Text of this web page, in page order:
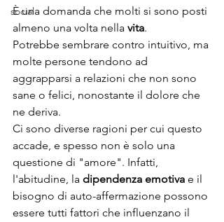
social
È una domanda che molti si sono posti
almeno una volta nella vita.
Potrebbe sembrare contro intuitivo, ma
molte persone tendono ad
aggrapparsi a relazioni che non sono
sane o felici, nonostante il dolore che
ne deriva.
Ci sono diverse ragioni per cui questo
accade, e spesso non è solo una
questione di "amore". Infatti,
l'abitudine, la dipendenza emotiva e il
bisogno di auto-affermazione possono
essere tutti fattori che influenzano il